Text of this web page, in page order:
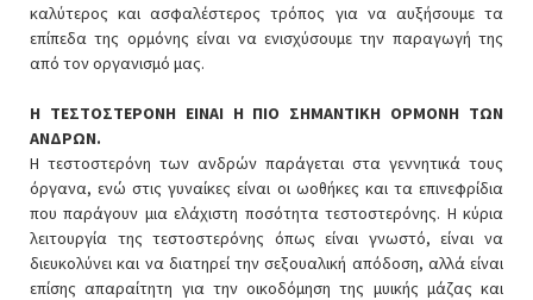
καλύτερος και ασφαλέστερος τρόπος για να αυξήσουμε τα
επίπεδα της ορμόνης είναι να ενισχύσουμε την παραγωγή της
από τον οργανισμό μας.
Η ΤΕΣΤΟΣΤΕΡΟΝΗ ΕΙΝΑΙ Η ΠΙΟ ΣΗΜΑΝΤΙΚΗ ΟΡΜΟΝΗ ΤΩΝ
ΑΝΔΡΩΝ.
Η τεστοστερόνη των ανδρών παράγεται στα γεννητικά τους
όργανα, ενώ στις γυναίκες είναι οι ωοθήκες και τα επινεφρίδια
που παράγουν μια ελάχιστη ποσότητα τεστοστερόνης. Η κύρια
λειτουργία της τεστοστερόνης όπως είναι γνωστό, είναι να
διευκολύνει και να διατηρεί την σεξουαλική απόδοση, αλλά είναι
επίσης απαραίτητη για την οικοδόμηση της μυικής μάζας και